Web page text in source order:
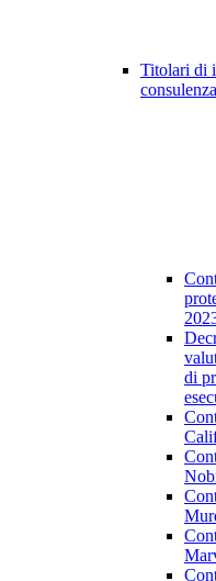
Titolari di
consulenza
di